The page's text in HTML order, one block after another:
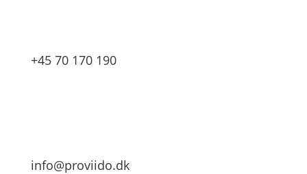
+45 70 170 190
info@proviido.dk